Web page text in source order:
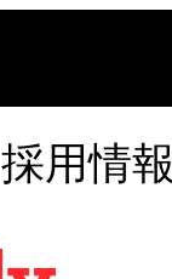
採用情報